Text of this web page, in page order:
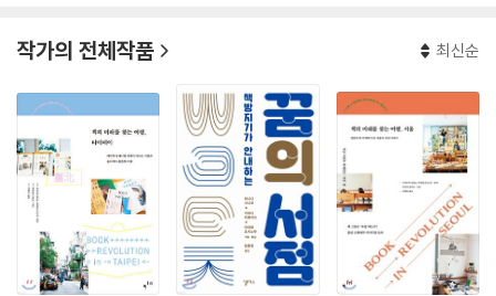
작가의 전체작품 최신순